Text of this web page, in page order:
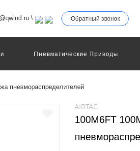
\ Обратный звонок
Пневматические Приводы
пневмораспределителей
AIRTAC
100M6FT